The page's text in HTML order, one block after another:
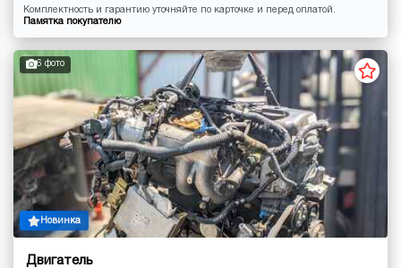
Комплектность и гарантию уточняйте по карточке и перед оплатой.
Памятка покупателю
6 фото
Новинка
Двигатель